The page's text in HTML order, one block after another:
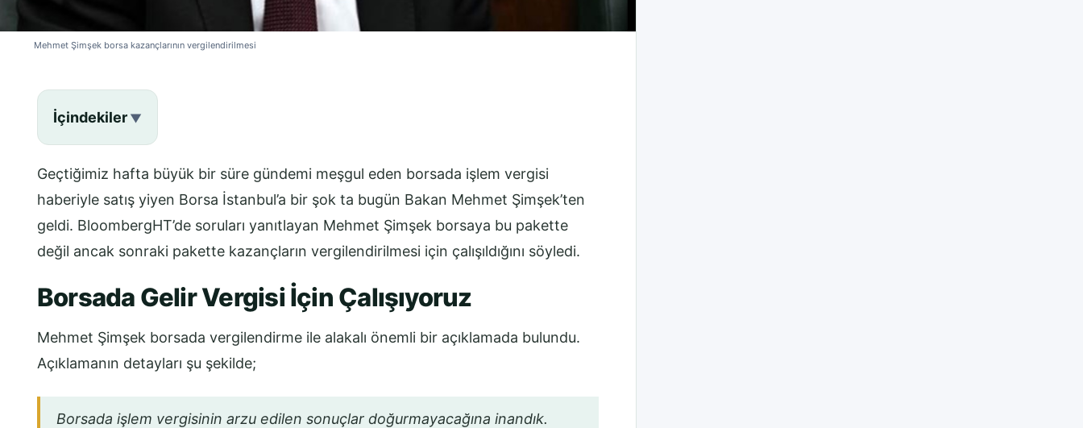
Mehmet Şimşek borsa kazançlarının vergilendirilmesi
İçindekiler
Geçtiğimiz hafta büyük bir süre gündemi meşgul eden borsada işlem vergisi
haberiyle satış yiyen Borsa İstanbul’a bir şok ta bugün Bakan Mehmet Şimşek’ten
geldi. BloombergHT’de soruları yanıtlayan Mehmet Şimşek borsaya bu pakette
değil ancak sonraki pakette kazançların vergilendirilmesi için çalışıldığını söyledi.
Borsada Gelir Vergisi İçin Çalışıyoruz
Mehmet Şimşek borsada vergilendirme ile alakalı önemli bir açıklamada bulundu.
Açıklamanın detayları şu şekilde;
Borsada işlem vergisinin arzu edilen sonuçlar doğurmayacağına inandık.